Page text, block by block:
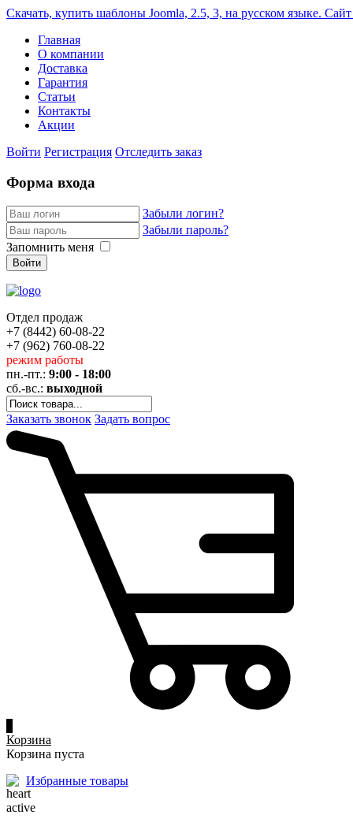
Скачать, купить шаблоны Joomla, 2.5, 3, на русском языке. Сайт
Главная
О компании
Доставка
Гарантия
Статьи
Контакты
Акции
Войти Регистрация Отследить заказ
Форма входа
Забыли логин?
Забыли пароль?
Запомнить меня
Войти
Отдел продаж
+7 (8442) 60-08-22
+7 (962) 760-08-22
режим работы
пн.-пт.: 9:00 - 18:00
сб.-вс.: выходной
Заказать звонок Задать вопрос
Корзина
Корзина пуста
Избранные товары